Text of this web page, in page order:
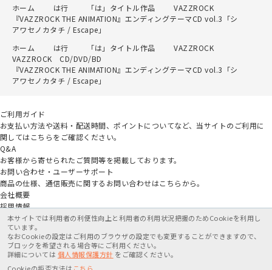
ホーム
は行 「は」タイトル作品
VAZZROCK
『VAZZROCK THE ANIMATION』エンディングテーマCD vol.3「シ
アワセノカタチ / Escape」
ホーム
は行 「は」タイトル作品
VAZZROCK
VAZZROCK CD/DVD/BD
『VAZZROCK THE ANIMATION』エンディングテーマCD vol.3「シ
アワセノカタチ / Escape」
ご利用ガイド
お支払い方法や送料・配送時間、ポイントについてなど、当サイトのご利用に
関してはこちらをご確認ください。
Q&A
お客様から寄せられたご質問等を掲載しております。
お問い合わせ・ユーザーサポート
商品の仕様、通信販売に関するお問い合わせはこちらから。
会社概要
採用情報
アニメイトグループ
特定商取引法に基づく表記個人情報保護方針利用規約
本サイトでは利用者の利便性向上と利用者の利用状況把握のためCookieを利用し
ています。
なおCookieの設定はご利用のブラウザの設定でも変更することができますので、
ブロックを希望される場合等にご利用ください。
詳細については 個人情報保護方針 をご確認ください。